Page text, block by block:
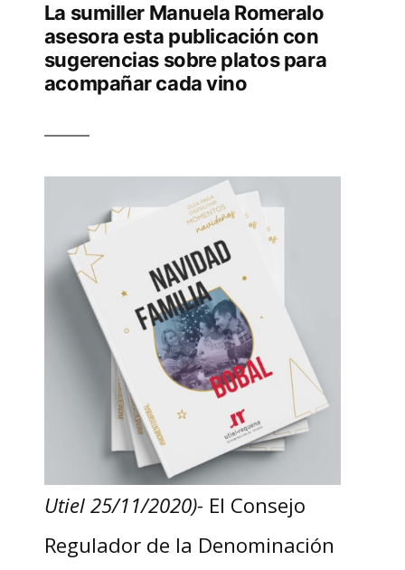
La sumiller Manuela Romeralo
asesora esta publicación con
sugerencias sobre platos para
acompañar cada vino
Utiel 25/11/2020)- El Consejo
Regulador de la Denominación